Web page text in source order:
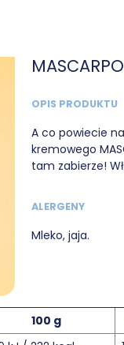
OPIS PRODUKTU
A co powiecie
kremowego
tam zabierze!
ALERGENY
Mleko, jaja.
100 g